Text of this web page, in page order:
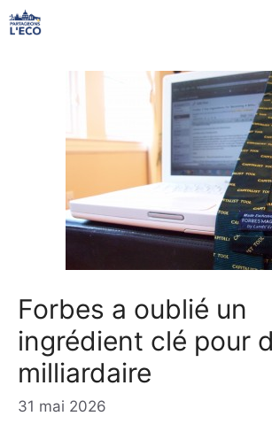
Aller
au
Forbes a oublié un
ingrédient clé pour
milliardaire
31 mai 2026